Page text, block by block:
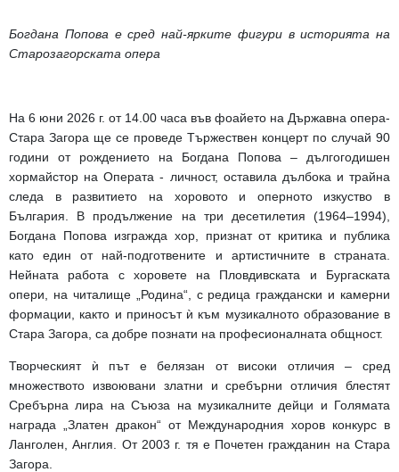
Богдана Попова е сред най-ярките фигури в историята на
Старозагорската опера
На 6 юни 2026 г. от 14.00 часа във фоайето на Държавна опера-
Стара Загора ще се проведе Тържествен концерт по случай 90
години от рождението на Богдана Попова – дългогодишен
хормайстор на Операта - личност, оставила дълбока и трайна
следа в развитието на хоровото и оперното изкуство в
България.
В продължение на три десетилетия (1964–1994),
Богдана Попова изгражда хор, признат от критика и публика
като един от най-подготвените и артистичните в страната.
Нейната работа с хоровете на Пловдивската и Бургаската
опери, на читалище „Родина“, с редица граждански и камерни
формации, както и приносът ѝ към музикалното образование в
Стара Загора, са добре познати на професионалната общност.
Творческият ѝ път е белязан от високи отличия – сред
множеството извоювани златни и сребърни отличия блестят
Сребърна лира на Съюза на музикалните дейци и Голямата
награда „Златен дракон“ от Международния хоров конкурс в
Ланголен, Англия. От 2003 г. тя е Почетен гражданин на Стара
Загора.